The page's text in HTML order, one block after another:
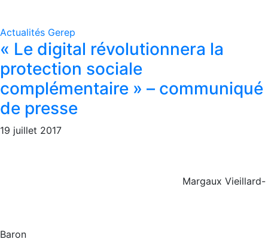
Actualités Gerep
« Le digital révolutionnera la
protection sociale
complémentaire » – communiqué
de presse
19 juillet 2017
Margaux Vieillard-
Baron